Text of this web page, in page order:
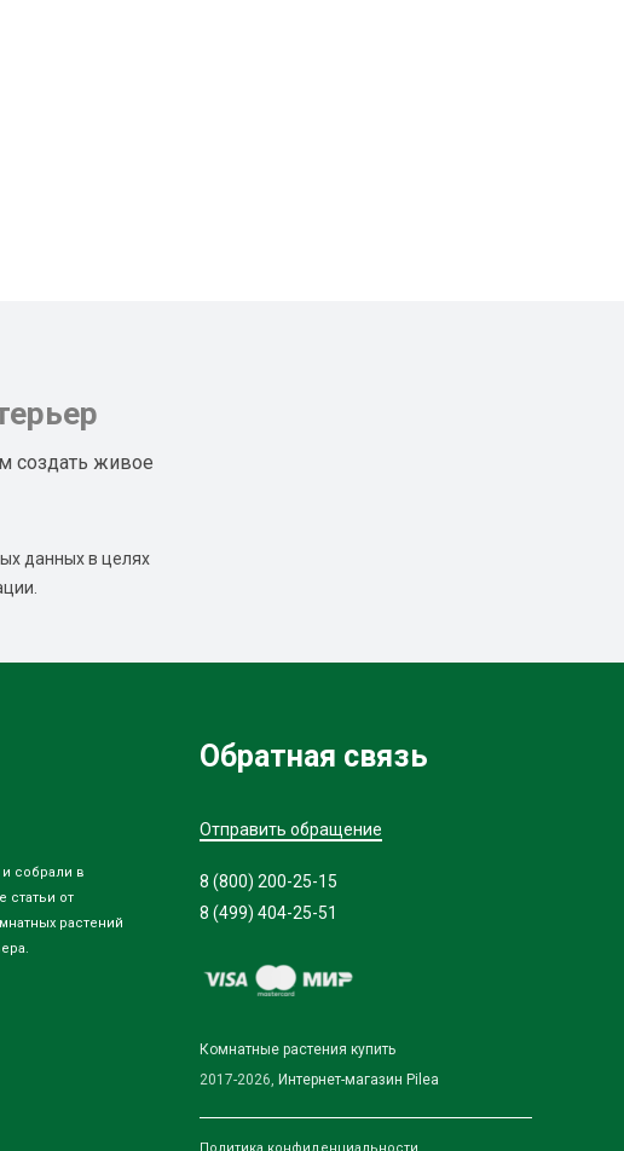
создать живое
данных в целях
собрали в
статьи от
растений
Обратная связь
Отправить обращение
8 (800) 200-25-15
8 (499) 404-25-51
Комнатные растения купить
2017-2026, Интернет-магазин Pilea
Политика конфиденциальности